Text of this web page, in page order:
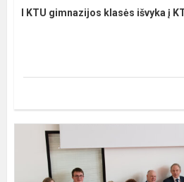
I KTU gimnazijos klasės išvyka į